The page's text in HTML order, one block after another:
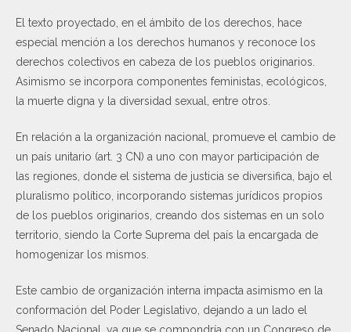
El texto proyectado, en el ámbito de los derechos, hace
especial mención a los derechos humanos y reconoce los
derechos colectivos en cabeza de los pueblos originarios.
Asimismo se incorpora componentes feministas, ecológicos,
la muerte digna y la diversidad sexual, entre otros.
En relación a la organización nacional, promueve el cambio de
un país unitario (art. 3 CN) a uno con mayor participación de
las regiones, donde el sistema de justicia se diversifica, bajo el
pluralismo político, incorporando sistemas jurídicos propios
de los pueblos originarios, creando dos sistemas en un solo
territorio, siendo la Corte Suprema del país la encargada de
homogenizar los mismos.
Este cambio de organización interna impacta asimismo en la
conformación del Poder Legislativo, dejando a un lado el